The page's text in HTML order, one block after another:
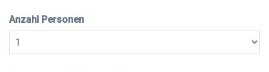
Anzahl Personen